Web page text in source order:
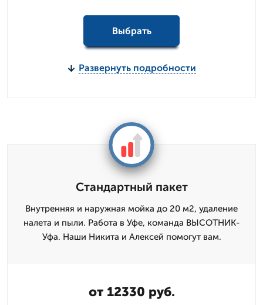
Выбрать
Развернуть подробности
Стандартный пакет
Внутренняя и наружная мойка до 20 м2, удаление
налета и пыли. Работа в Уфе, команда ВЫСОТНИК-
Уфа. Наши Никита и Алексей помогут вам.
от 12330 руб.